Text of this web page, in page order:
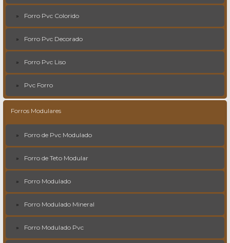
Forro Pvc Colorido
Forro Pvc Decorado
Forro Pvc Liso
Pvc Forro
Forros Modulares
Forro de Pvc Modulado
Forro de Teto Modular
Forro Modulado
Forro Modulado Mineral
Forro Modulado Pvc